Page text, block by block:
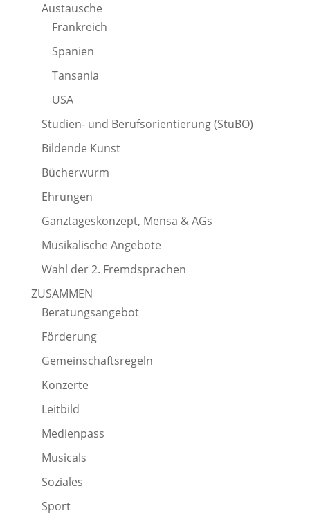
Austausche
Frankreich
Spanien
Tansania
USA
Studien- und Berufsorientierung (StuBO)
Bildende Kunst
Bücherwurm
Ehrungen
Ganztageskonzept, Mensa & AGs
Musikalische Angebote
Wahl der 2. Fremdsprachen
ZUSAMMEN
Beratungsangebot
Förderung
Gemeinschaftsregeln
Konzerte
Leitbild
Medienpass
Musicals
Soziales
Sport